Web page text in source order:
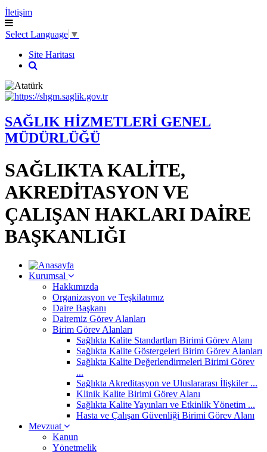
İletişim
Select Language ▼
Site Haritası
SAĞLIK HİZMETLERİ GENEL
MÜDÜRLÜĞÜ
SAĞLIKTA KALİTE,
AKREDİTASYON VE
ÇALIŞAN HAKLARI DAİRE
BAŞKANLIĞI
Kurumsal
Hakkımızda
Organizasyon ve Teşkilatımız
Daire Başkanı
Dairemiz Görev Alanları
Birim Görev Alanları
Sağlıkta Kalite Standartları Birimi Görev Alanı
Sağlıkta Kalite Göstergeleri Birim Görev Alanları
Sağlıkta Kalite Değerlendirmeleri Birimi Görev
...
Sağlıkta Akreditasyon ve Uluslararası İlişkiler ...
Klinik Kalite Birimi Görev Alanı
Sağlıkta Kalite Yayınları ve Etkinlik Yönetim ...
Hasta ve Çalışan Güvenliği Birimi Görev Alanı
Mevzuat
Kanun
Yönetmelik